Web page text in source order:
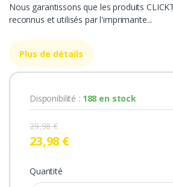
Nous garantissons que les produits
reconnus et utilisés par l'imprimante...
Plus de détails
Disponibilité : 188 en stock
29,98 €
23,98 €
Quantité